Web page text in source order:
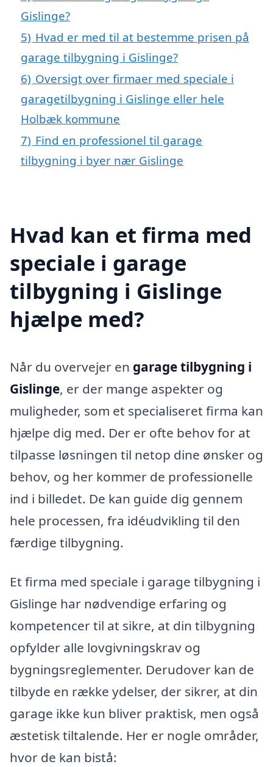
Gislinge?
5) Hvad er med til at bestemme prisen på
garage tilbygning i Gislinge?
6) Oversigt over firmaer med speciale i
garagetilbygning i Gislinge eller hele
Holbæk kommune
7) Find en professionel til garage
tilbygning i byer nær Gislinge
Hvad kan et firma med
speciale i garage
tilbygning i Gislinge
hjælpe med?
Når du overvejer en garage tilbygning i
Gislinge, er der mange aspekter og
muligheder, som et specialiseret firma kan
hjælpe dig med. Der er ofte behov for at
tilpasse løsningen til netop dine ønsker og
behov, og her kommer de professionelle
ind i billedet. De kan guide dig gennem
hele processen, fra idéudvikling til den
færdige tilbygning.
Et firma med speciale i garage tilbygning i
Gislinge har nødvendige erfaring og
kompetencer til at sikre, at din tilbygning
opfylder alle lovgivningskrav og
bygningsreglementer. Derudover kan de
tilbyde en række ydelser, der sikrer, at din
garage ikke kun bliver praktisk, men også
æstetisk tiltalende. Her er nogle områder,
hvor de kan bistå: